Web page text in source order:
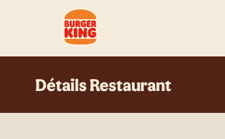
Détails Restaurant